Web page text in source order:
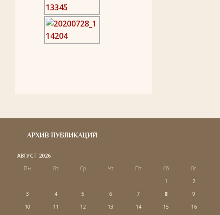
АРХИВ ПУБЛИКАЦИЙ
АВГУСТ 2026
Пн
Вт Ср Чт Пт Сб
Вс
1
2
3
4 5 6 7 8
9
10
11 12 13 14 15
16